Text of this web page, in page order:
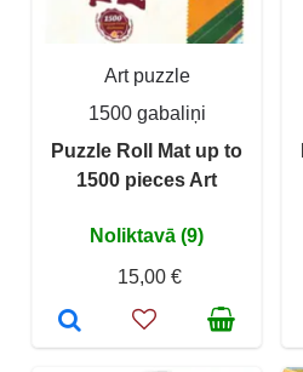
Art puzzle
1500 gabaliņi
Puzzle Roll Mat up to
1500 pieces Art
Noliktavā (9)
15,00 €